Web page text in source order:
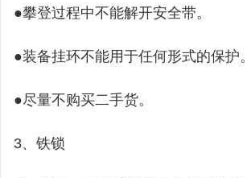
●攀登过程中不能解开安全带。
●装备挂环不能用于任何形式的保护。
●尽量不购买二手货。
3、铁锁